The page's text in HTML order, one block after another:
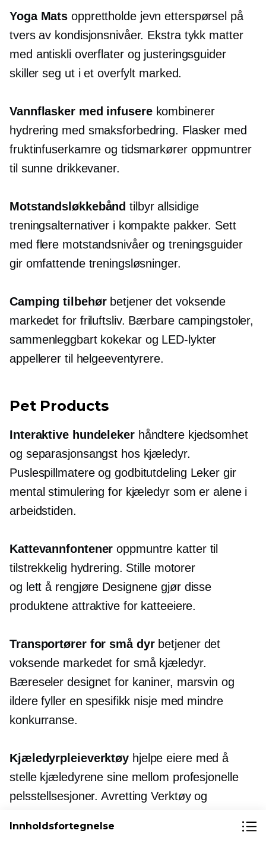
Yoga Mats opprettholde jevn etterspørsel på
tvers av kondisjonsnivåer. Ekstra tykk matter
med antisklioverflater og justeringsguider
skiller seg ut i et overfylt marked.
Vannflasker med infuserekombinerer
hydrering med smaksforbedring. Flasker med
fruktinfuserkamre og tidsmarkører oppmuntrer
til sunne drikkevaner.
Motstandsløkkebånd tilbyr allsidige
treningsalternativer i kompakte pakker. Sett
med flere motstandsnivåer og treningsguider
gir omfattende treningsløsninger.
Camping tilbehørbetjener det voksende
markedet for friluftsliv. Bærbare campingstoler,
sammenleggbart kokekar og LED-lykter
appellerer til helgeeventyrere.
Pet Products
Interaktive hundelekerhåndtere kjedsomhet
og separasjonsangst hos kjæledyr.
Puslespillmatere og godbitutdeling Leker gir
mental stimulering for kjæledyr som er alene i
arbeidstiden.
Kattevannfontener oppmuntre katter til
tilstrekkelig hydrering. Stille motorer
og lett å rengjøre Designene gjør disse
produktene attraktive for katteeiere.
Transportører for små dyrbetjener det
voksende markedet for små kjæledyr.
Bæreseler designet for kaniner, marsvin og
ildere fyller en spesifikk nisje med mindre
konkurranse.
Kjæledyrpleieverktøy hjelpe eiere med å
stelle kjæledyrene sine mellom profesjonelle
pelsstellsesjoner.Avretting Verktøy og
fungerer gjennomgående bra.
Innholdsfortegnelse